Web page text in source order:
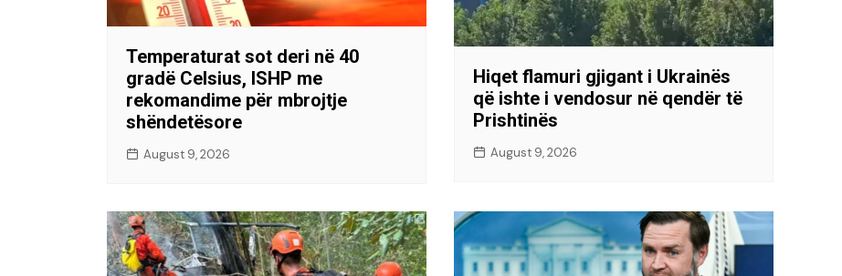
Temperaturat sot deri në 40
gradë Celsius, ISHP me
rekomandime për mbrojtje
shëndetësore
August 9, 2026
Hiqet flamuri gjigant i Ukrainës
që ishte i vendosur në qendër të
Prishtinës
August 9, 2026